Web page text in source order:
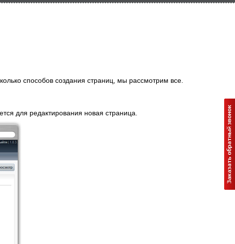
способов создания страниц, мы рассмотрим все.
для редактирования новая страница.